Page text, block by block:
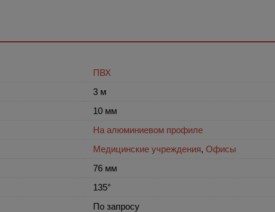
ПВХ
3 м
10 мм
На алюминиевом профиле
Медицинские учреждения, Офисы
76 мм
135°
По запросу